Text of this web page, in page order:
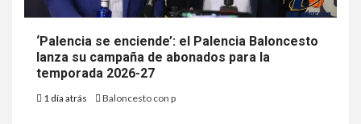
‘Palencia se enciende’: el Palencia Baloncesto
lanza su campaña de abonados para la
temporada 2026-27
1 día atrás Baloncesto con p